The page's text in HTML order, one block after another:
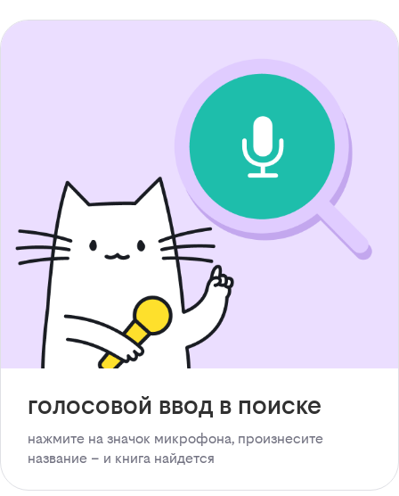
голосовой ввод в поиске
нажмите на значок микрофона, произнесите
название – и книга найдется